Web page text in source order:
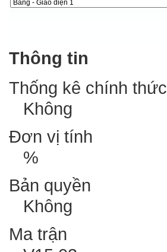
Thông tin
Thống kê chính thức
Không
Đơn vị tính
%
Bản quyền
Không
Ma trận